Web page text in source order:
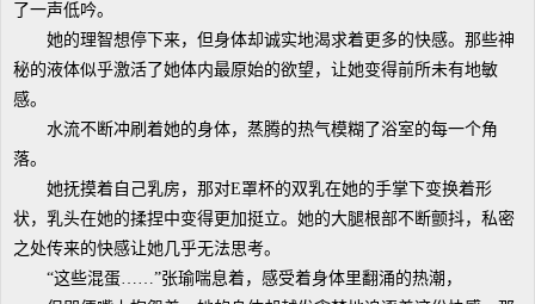
了一声低吟。
她的理智想停下来，但身体却诚实地渴求着更多的快感。那些神
秘的液体似乎激活了她体内最原始的欲望，让她变得前所未有地敏
感。
水流不断冲刷着她的身体，蒸腾的热气模糊了浴室的每一个角
落。
她抚摸着自己乳房，那对E罩杯的双乳在她的手掌下变换着形
状，乳头在她的揉捏中变得更加挺立。她的大腿根部不断颤抖，私密
之处传来的快感让她几乎无法思考。
“这些混蛋……”张瑜喘息着，感受着身体里翻涌的热潮，